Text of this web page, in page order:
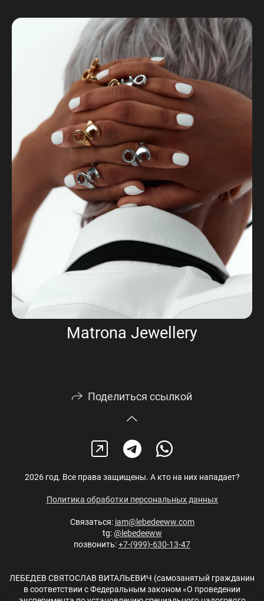
Matrona Jewellery
Поделиться ссылкой
2026 год. Все права защищены. А кто на них нападает?
Политика обработки персональных данных
Связаться: iam@lebedeeww.com
tg:@lebedeeww
позвонить:+7-(999)-630-13-47
ЛЕБЕДЕВ СВЯТОСЛАВ ВИТАЛЬЕВИЧ (самозанятый гражданин
в соответствии с Федеральным законом «О проведении